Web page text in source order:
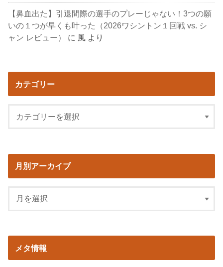
【鼻血出た】引退間際の選手のプレーじゃない！3つの願
いの１つが早くも叶った（2026ワシントン１回戦 vs. シ
ャン レビュー）
に 風 より
カテゴリー
月別アーカイブ
メタ情報